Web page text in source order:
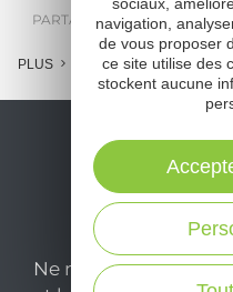
PARTAGER : E-MAIL
PLUS
Ne manquez pas
navigation,
de vous proposer
ce site utilise des
stockent aucune